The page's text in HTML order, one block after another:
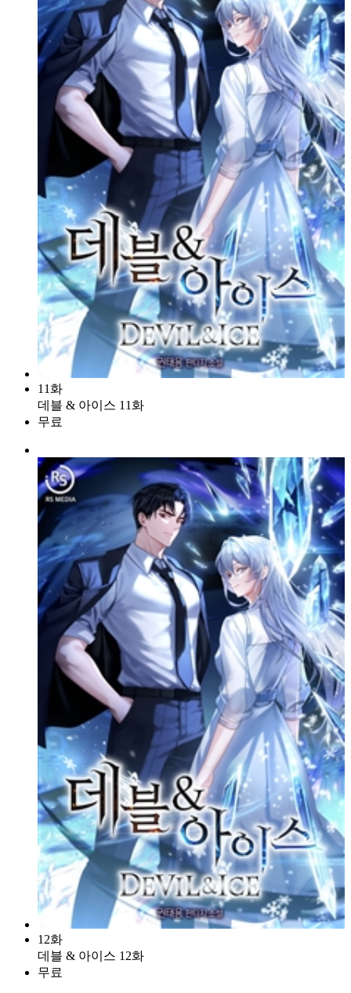
11화
데블 & 아이스 11화
무료
12화
데블 & 아이스 12화
무료